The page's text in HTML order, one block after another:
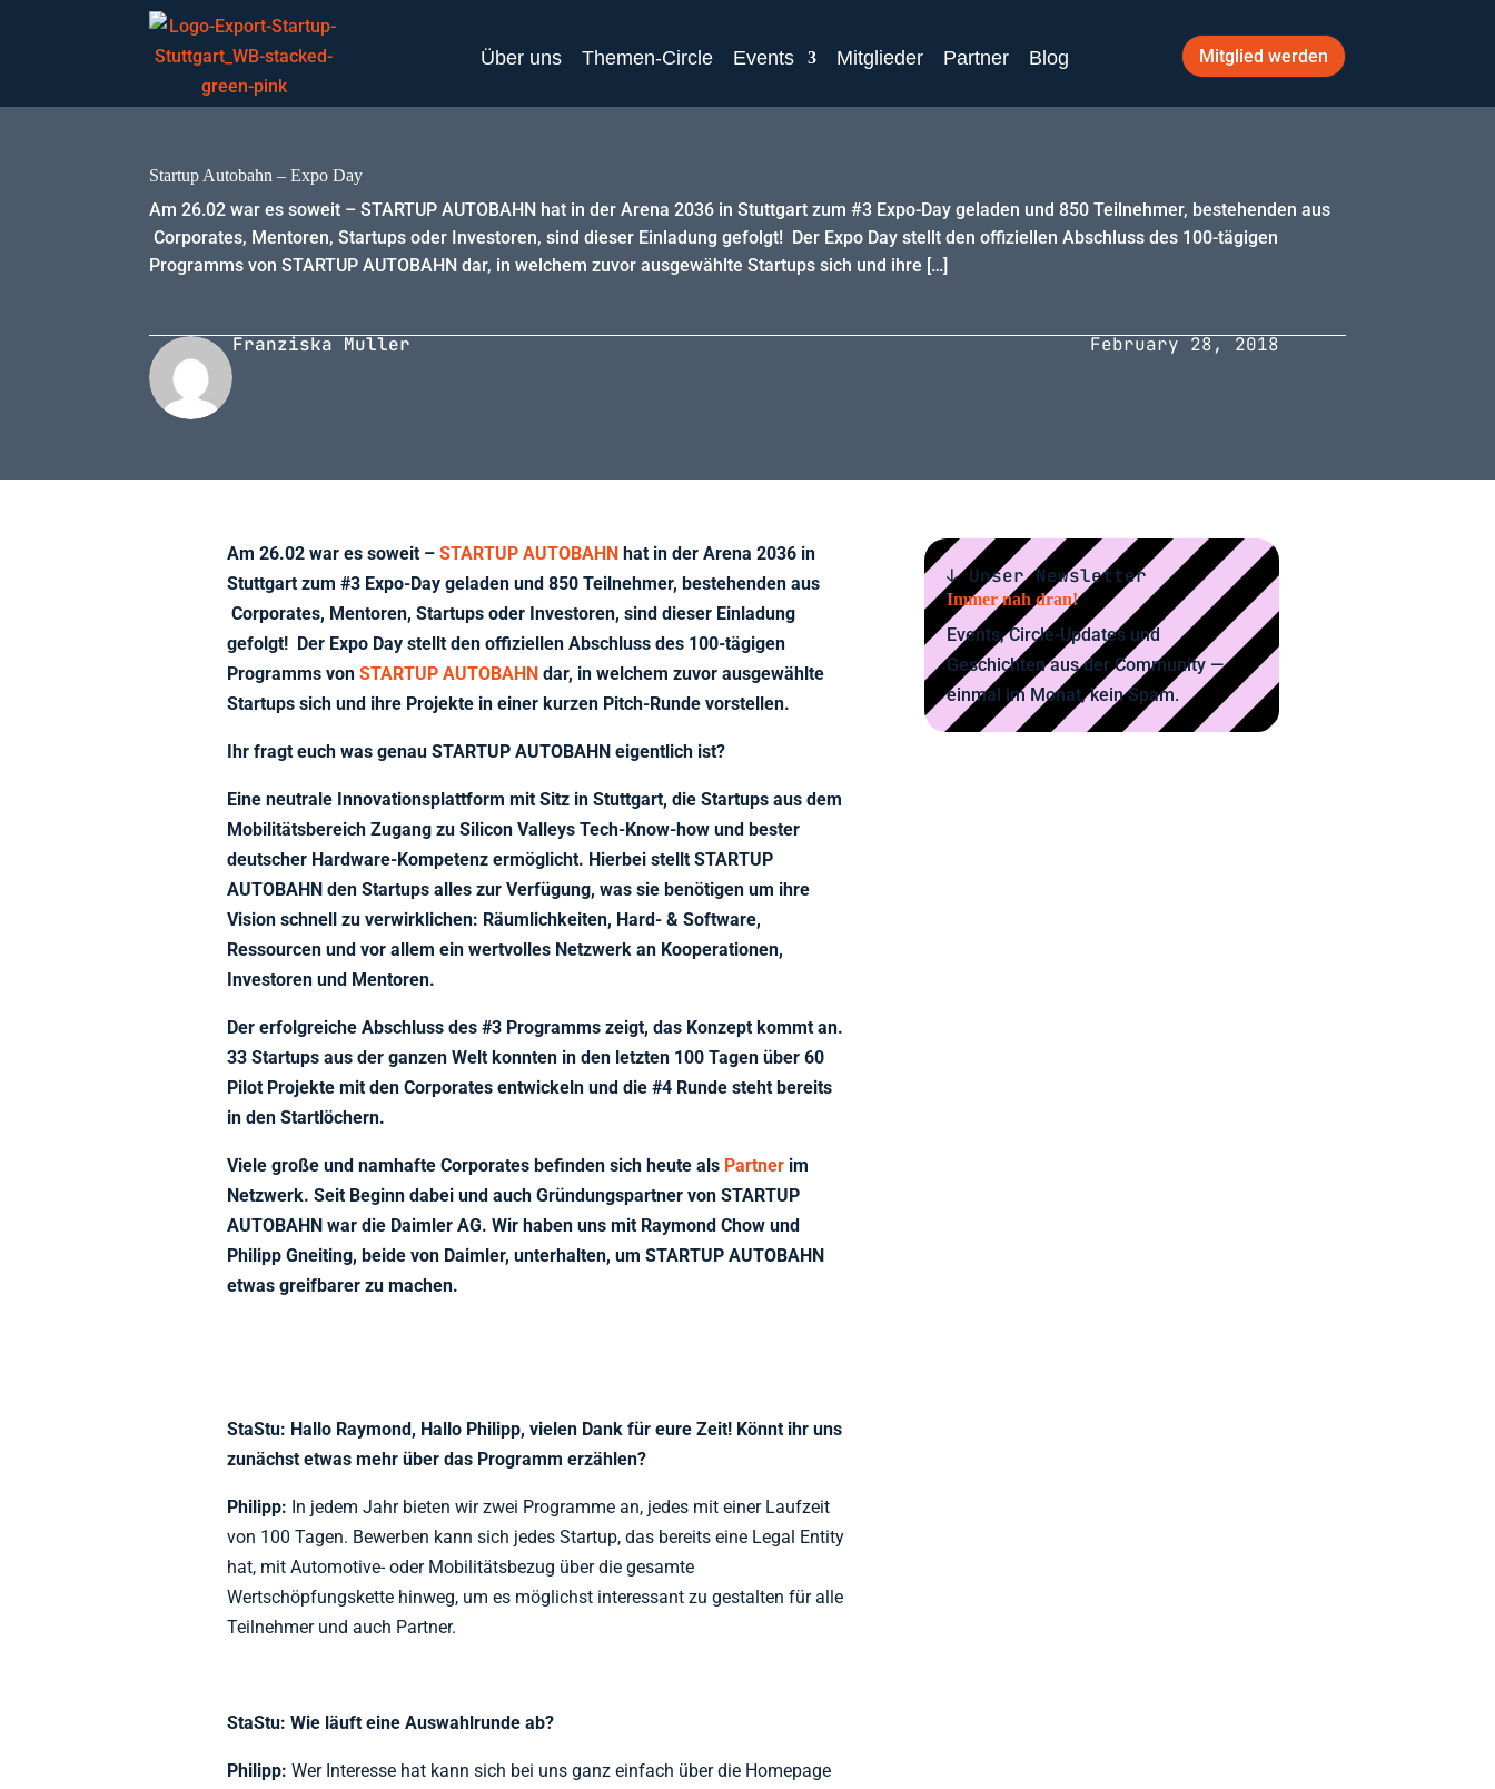
Über uns Themen-Circle Events Mitglieder Partner Blog Mitglied werden
Startup Autobahn – Expo Day
Am 26.02 war es soweit – STARTUP AUTOBAHN hat in der Arena 2036 in Stuttgart zum #3 Expo-Day geladen und 850 Teilnehmer, bestehenden aus
Corporates, Mentoren, Startups oder Investoren, sind dieser Einladung gefolgt! Der Expo Day stellt den offiziellen Abschluss des 100-tägigen
Programms von STARTUP AUTOBAHN dar, in welchem zuvor ausgewählte Startups sich und ihre […]
Franziska Muller February 28, 2018
Am 26.02 war es soweit –STARTUP AUTOBAHN hat in der Arena 2036 in
Stuttgart zum #3 Expo-Day geladen und 850 Teilnehmer, bestehenden aus
Corporates, Mentoren, Startups oder Investoren, sind dieser Einladung
gefolgt! Der Expo Day stellt den offiziellen Abschluss des 100-tägigen
Programms vonSTARTUP AUTOBAHN dar, in welchem zuvor ausgewählte
Startups sich und ihre Projekte in einer kurzen Pitch-Runde vorstellen.
Ihr fragt euch was genau STARTUP AUTOBAHN eigentlich ist?
Eine neutrale Innovationsplattform mit Sitz in Stuttgart, die Startups aus dem
Mobilitätsbereich Zugang zu Silicon Valleys Tech-Know-how und bester
deutscher Hardware-Kompetenz ermöglicht. Hierbei stellt STARTUP
AUTOBAHN den Startups alles zur Verfügung, was sie benötigen um ihre
Vision schnell zu verwirklichen: Räumlichkeiten, Hard- & Software,
Ressourcen und vor allem ein wertvolles Netzwerk an Kooperationen,
Investoren und Mentoren.
Der erfolgreiche Abschluss des #3 Programms zeigt, das Konzept kommt an.
33 Startups aus der ganzen Welt konnten in den letzten 100 Tagen über 60
Pilot Projekte mit den Corporates entwickeln und die #4 Runde steht bereits
in den Startlöchern.
Viele große und namhafte Corporates befinden sich heute als Partner im
Netzwerk. Seit Beginn dabei und auch Gründungspartner von STARTUP
AUTOBAHN war die Daimler AG. Wir haben uns mit Raymond Chow und
Philipp Gneiting, beide von Daimler, unterhalten, um STARTUP AUTOBAHN
etwas greifbarer zu machen.
StaStu: Hallo Raymond, Hallo Philipp, vielen Dank für eure Zeit! Könnt ihr uns
zunächst etwas mehr über das Programm erzählen?
Philipp: In jedem Jahr bieten wir zwei Programme an, jedes mit einer Laufzeit
von 100 Tagen. Bewerben kann sich jedes Startup, das bereits eine Legal Entity
hat, mit Automotive- oder Mobilitätsbezug über die gesamte
Wertschöpfungskette hinweg, um es möglichst interessant zu gestalten für alle
Teilnehmer und auch Partner.
StaStu: Wie läuft eine Auswahlrunde ab?
Philipp:Wer Interesse hat kann sich bei uns ganz einfach über die Homepage
↓ Unser Newsletter
Immer nah dran!
Events, Circle-Updates und
Geschichten aus der Community —
einmal im Monat, kein Spam.